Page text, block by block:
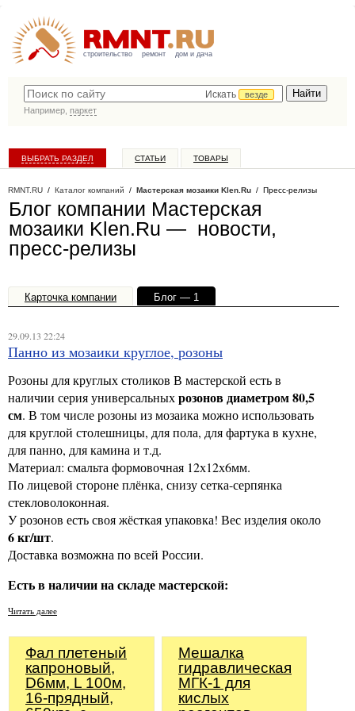
строительство ремонт дом и дача
Искать
везде
Например, паркет
ВЫБРАТЬ РАЗДЕЛ СТАТЬИ ТОВАРЫ
RMNT.RU / Каталог компаний / Мастерская мозаики Klen.Ru / Пресс-релизы
Блог компании Мастерская
мозаики Klen.Ru — новости,
пресс-релизы
Карточка компании
Блог — 1
29.09.13 22:24
Панно из мозаики круглое, розоны
Розоны для круглых столиков В мастерской есть в
наличии серия универсальныхрозонов диаметром 80,5
см. В том числе розоны из мозаика можно использовать
для круглой столешницы, для пола, для фартука в кухне,
для панно, для камина и т.д.
Материал: смальта формовочная 12х12х6мм.
По лицевой стороне плёнка, снизу сетка-серпянка
стекловолоконная.
У розонов есть своя жёсткая упаковка! Вес изделия около
6 кг/шт.
Доставка возможна по всей России.
Есть в наличии на складе мастерской:
Читать далее
Фал плетеный
капроновый,
D6мм, L 100м,
16-прядный,
Мешалка
гидравлическая
МГК-1 для
кислых